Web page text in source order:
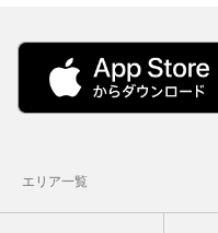
エリア一覧